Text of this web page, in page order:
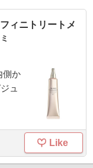
ィニトリートメ
側か
ュ
Like